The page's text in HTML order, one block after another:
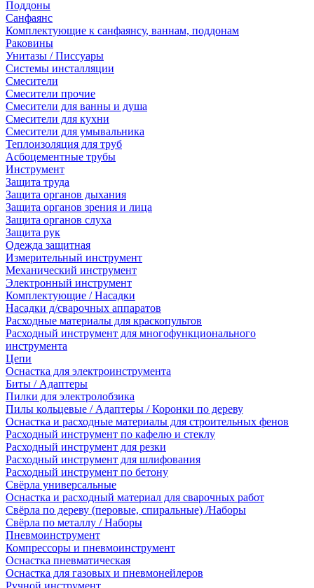
Поддоны
Санфаянс
Комплектующие к санфаянсу, ваннам, поддонам
Раковины
Унитазы / Писсуары
Системы инсталляции
Смесители
Смесители прочие
Смесители для ванны и душа
Смесители для кухни
Смесители для умывальника
Теплоизоляция для труб
Асбоцементные трубы
Инструмент
Защита труда
Защита органов дыхания
Защита органов зрения и лица
Защита органов слуха
Защита рук
Одежда защитная
Измерительный инструмент
Механический инструмент
Электронный инструмент
Комплектующие / Насадки
Насадки д/сварочных аппаратов
Расходные материалы для краскопультов
Расходный инструмент для многофункционального
инструмента
Цепи
Оснастка для электроинструмента
Биты / Адаптеры
Пилки для электролобзика
Пилы кольцевые / Адаптеры / Коронки по дереву
Оснастка и расходные материалы для строительных фенов
Расходный инструмент по кафелю и стеклу
Расходный инструмент для резки
Расходный инструмент для шлифования
Расходный инструмент по бетону
Свёрла универсальные
Оснастка и расходный материал для сварочных работ
Свёрла по дереву (перовые, спиральные) /Наборы
Свёрла по металлу / Наборы
Пневмоинструмент
Компрессоры и пневмоинструмент
Оснастка пневматическая
Оснастка для газовых и пневмонейлеров
Ручной инструмент